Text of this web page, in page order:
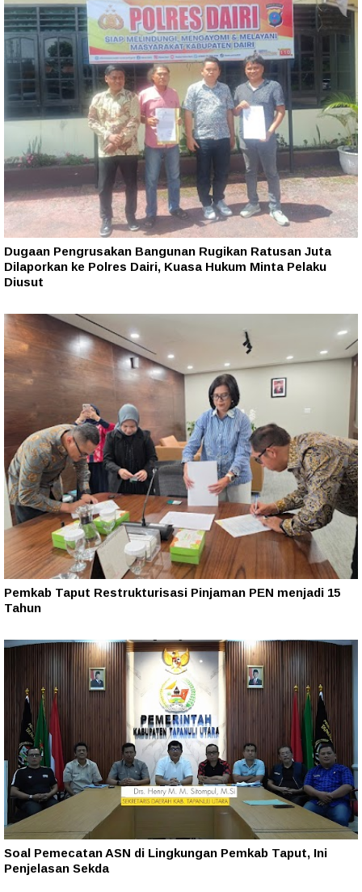
Dugaan Pengrusakan Bangunan Rugikan Ratusan Juta
Dilaporkan ke Polres Dairi, Kuasa Hukum Minta Pelaku
Diusut
Pemkab Taput Restrukturisasi Pinjaman PEN menjadi 15
Tahun‎
Soal Pemecatan ASN di Lingkungan Pemkab Taput, Ini
Penjelasan Sekda